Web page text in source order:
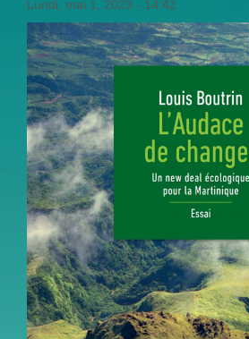
Lundi, mai 1, 2023 - 14:42